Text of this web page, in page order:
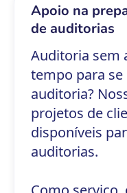
Apoio na
de auditorias
Auditoria sem
tempo para
auditoria?
projetos de
disponíveis
auditorias.